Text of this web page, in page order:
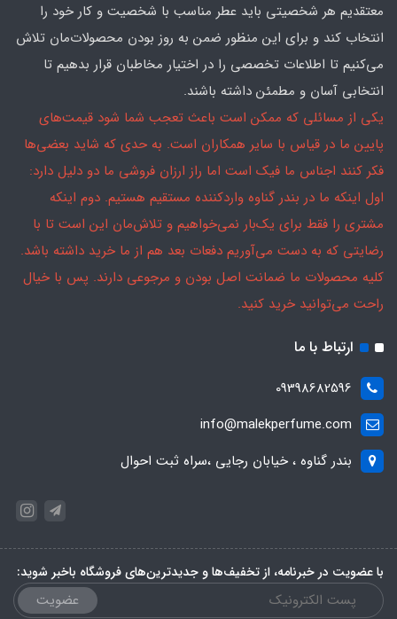
معتقدیم هر شخصیتی باید عطر مناسب با شخصیت و کار خود را
انتخاب کند و برای این منظور ضمن به روز بودن محصولات‌مان تلاش
می‌کنیم تا اطلاعات تخصصی را در اختیار مخاطبان قرار بدهیم تا
انتخابی آسان و مطمئن داشته باشند.
یکی از مسائلی که ممکن است باعث تعجب شما شود قیمت‌های
پایین ما در قیاس با سایر همکاران است. به حدی که شاید بعضی‌ها
فکر کنند اجناس ما فیک است اما راز ارزان فروشی ما دو دلیل دارد:
اول اینکه ما در بندر گناوه واردکننده مستقیم هستیم. دوم اینکه
مشتری را فقط برای یک‌بار نمی‌خواهیم و تلاش‌مان این است تا با
رضایتی که به دست می‌آوریم دفعات بعد هم از ما خرید داشته باشد.
کلیه محصولات ما ضمانت اصل بودن و مرجوعی دارند. پس با خیال
راحت می‌توانید خرید کنید.
ارتباط با ما
09398682596
info@malekperfume.com
بندر گناوه ، خیابان رجایی ،سراه ثبت احوال
با عضویت در خبرنامه، از تخفیف‌ها و جدیدترین‌های فروشگاه باخبر شوید:
عضویت